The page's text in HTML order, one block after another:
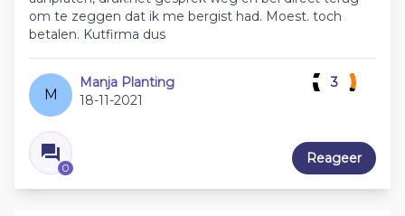
om te zeggen dat ik me bergist had. Moest. toch
betalen. Kutfirma dus
M
Manja Planting
18-11-2021
0
3
Reageer